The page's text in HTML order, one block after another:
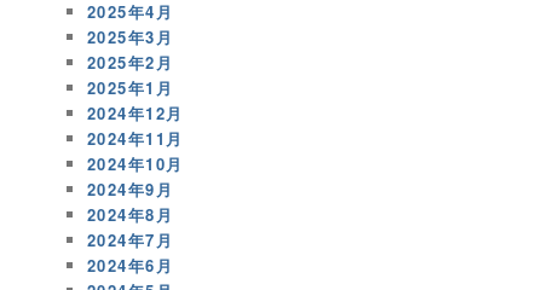
2025年4月
2025年3月
2025年2月
2025年1月
2024年12月
2024年11月
2024年10月
2024年9月
2024年8月
2024年7月
2024年6月